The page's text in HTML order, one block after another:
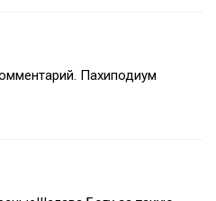
Пахиподиум